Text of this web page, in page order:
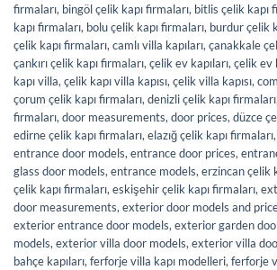
firmaları, bingöl çelik kapı firmaları, bitlis çelik kapı
kapı firmaları, bolu çelik kapı firmaları, burdur çelik
çelik kapı firmaları, camlı villa kapıları, çanakkale
çankırı çelik kapı firmaları, çelik ev kapıları, çelik ev
kapı villa, çelik kapı villa kapısı, çelik villa kapısı,
çorum çelik kapı firmaları, denizli çelik kapı firmaları,
firmaları, door measurements, door prices, düzce
edirne çelik kapı firmaları, elazığ çelik kapı firmaları,
entrance door models, entrance door prices,
glass door models, entrance models, erzincan çelik
çelik kapı firmaları, eskişehir çelik kapı firmaları,
door measurements, exterior door models and
exterior entrance door models, exterior garden
models, exterior villa door models, exterior villa
bahçe kapıları, ferforje villa kapı modelleri, ferforje